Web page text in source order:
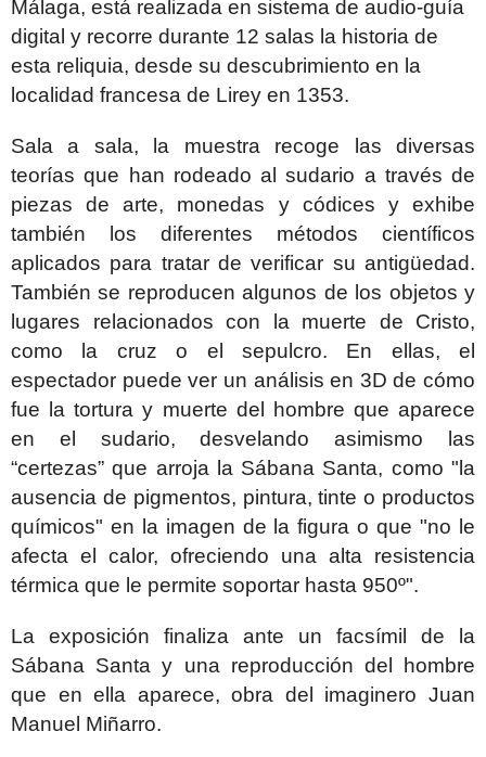
Málaga, está realizada en sistema de audio-guía
digital y recorre durante 12 salas la historia de
esta reliquia, desde su descubrimiento en la
localidad francesa de Lirey en 1353.
Sala a sala, la muestra recoge las diversas
teorías que han rodeado al sudario a través de
piezas de arte, monedas y códices y exhibe
también los diferentes métodos científicos
aplicados para tratar de verificar su antigüedad.
También se reproducen algunos de los objetos y
lugares relacionados con la muerte de Cristo,
como la cruz o el sepulcro. En ellas, el
espectador puede ver un análisis en 3D de cómo
fue la tortura y muerte del hombre que aparece
en el sudario, desvelando asimismo las
“certezas” que arroja la Sábana Santa, como "la
ausencia de pigmentos, pintura, tinte o productos
químicos" en la imagen de la figura o que "no le
afecta el calor, ofreciendo una alta resistencia
térmica que le permite soportar hasta 950º".
La exposición finaliza ante un facsímil de la
Sábana Santa y una reproducción del hombre
que en ella aparece, obra del imaginero Juan
Manuel Miñarro.